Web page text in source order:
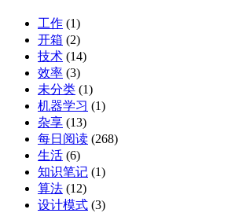
工作 (1)
开箱 (2)
技术 (14)
效率 (3)
未分类 (1)
机器学习 (1)
杂享 (13)
每日阅读 (268)
生活 (6)
知识笔记 (1)
算法 (12)
设计模式 (3)